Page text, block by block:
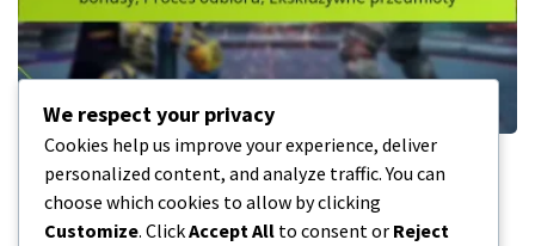
Tekken 8 Deluxe Edition – Bonusy:
Dołączone bonusy, Proces odbioru,
Ekskluzywne przedmioty
We respect your privacy
Cookies help us improve your experience, deliver
personalized content, and analyze traffic. You can
choose which cookies to allow by clicking
Customize. ClickAccept All to consent or Reject